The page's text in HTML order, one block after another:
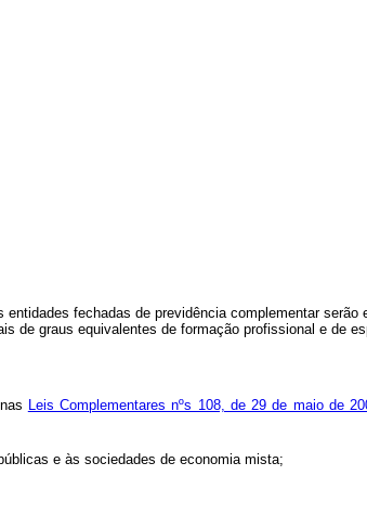
fechadas de previdência complementar
de graus equivalentes de formação profissional e de
Leis Complementares nºs 108, de 29 de maio de
e às sociedades de economia mista;